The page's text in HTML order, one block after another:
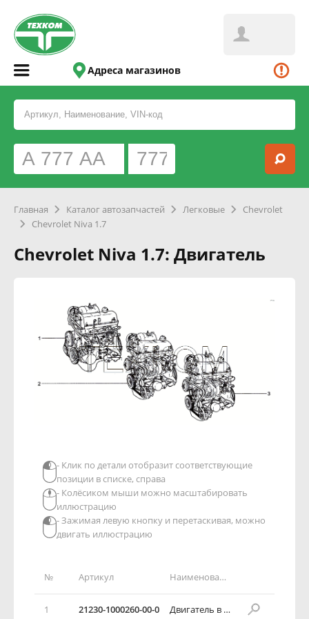
Адреса магазинов
Главная Каталог автозапчастей Легковые
Chevrolet
Chevrolet Niva 1.7
Chevrolet Niva 1.7: Двигатель
№ Артикул Наименование детали
1 21230-1000260-00-0 Двигатель в сборе
- Клик по детали отобразит соответствующие
позиции в списке, справа
- Колёсиком мыши можно масштабировать
иллюстрацию
- Зажимая левую кнопку и перетаскивая, можно
двигать иллюстрацию